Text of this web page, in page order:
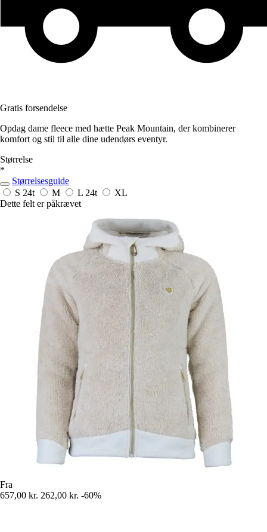
Gratis forsendelse
Opdag dame fleece med hætte Peak Mountain, der kombinerer
komfort og stil til alle dine udendørs eventyr.
Størrelse
*
Størrelsesguide
S 24t M L 24t
XL
Dette felt er påkrævet
Fra
657,00 kr. 262,00 kr. -60%